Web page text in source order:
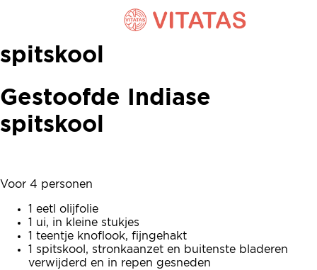
Gestoofde Indiase
spitskool
Gestoofde Indiase
spitskool
Voor 4 personen
1 eetl olijfolie
1 ui, in kleine stukjes
1 teentje knoflook, fijngehakt
1 spitskool, stronkaanzet en buitenste bladeren
verwijderd en in repen gesneden